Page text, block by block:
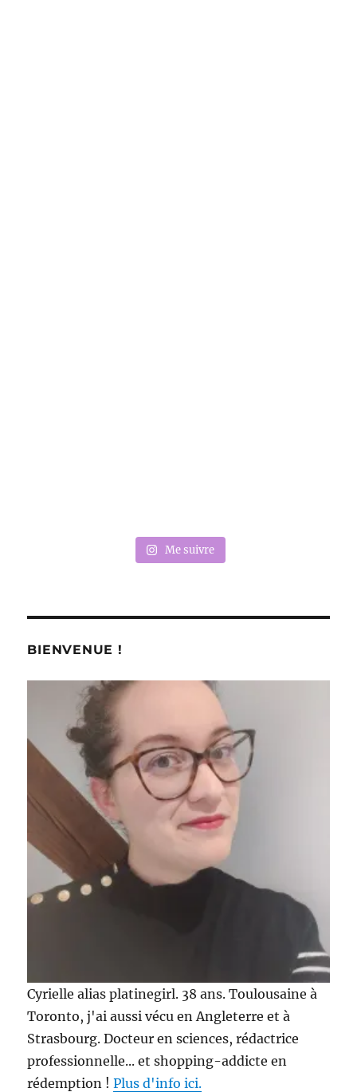
Me suivre
BIENVENUE !
Cyrielle alias platinegirl. 38 ans. Toulousaine à
Toronto, j'ai aussi vécu en Angleterre et à
Strasbourg. Docteur en sciences, rédactrice
professionnelle... et shopping-addicte en
rédemption !Plus d'info ici.